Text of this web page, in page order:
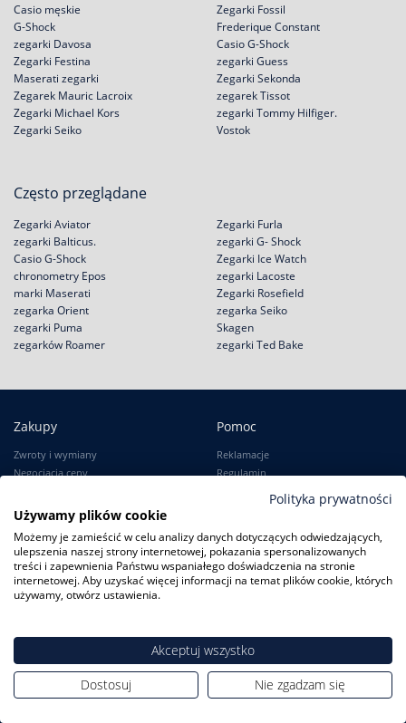
Casio męskie
G-Shock
zegarki Davosa
Zegarki Festina
Zegarki Fossil
Frederique Constant
Casio G-Shock
zegarki Guess
Maserati zegarki
Zegarek Mauric Lacroix
Zegarki Michael Kors
Zegarki Seiko
Zegarki Sekonda
zegarek Tissot
zegarki Tommy Hilfiger.
Vostok
Często przeglądane
Zegarki Aviator
zegarki Balticus.
Casio G-Shock
chronometry Epos
Zegarki Furla
zegarki G- Shock
Zegarki Ice Watch
zegarki Lacoste
marki Maserati
zegarka Orient
zegarki Puma
zegarków Roamer
Zegarki Rosefield
zegarka Seiko
Skagen
zegarki Ted Bake
Zakupy
Zwroty i wymiany
Negocjacja ceny
Darmowa dostawa
Pomoc
Reklamacje
Regulamin
Polityka prywatności
Zużyty sprzęt
Moje konto
Moje zamówienia
Ustawienia konta
O firmie
Dlaczego my?
Polityka prywatności
Używamy plików cookie
Możemy je zamieścić w celu analizy danych dotyczących odwiedzających,
ulepszenia naszej strony internetowej, pokazania spersonalizowanych
treści i zapewnienia Państwu wspaniałego doświadczenia na stronie
internetowej. Aby uzyskać więcej informacji na temat plików cookie, których
używamy, otwórz ustawienia.
Akceptuj wszystko
Dostosuj
Nie zgadzam się